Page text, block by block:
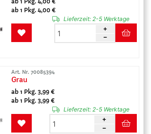
ab 1 Pkg. 4,00 €
Lieferzeit:2-5 Werktage
Art. Nr. 70085394
Grau
ab 1 Pkg. 3,99 €
ab 1 Pkg. 3,99 €
Lieferzeit:2-5 Werktage